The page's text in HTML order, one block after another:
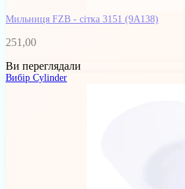
Мильниця FZB - сітка 3151 (9A138)
251,00
Ви переглядали
Вибір Cylinder